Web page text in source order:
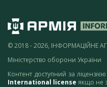
© 2018 - 2026, ІНФОРМАЦІЙНЕ
Міністерство оборони України
Контент доступний за ліцензією
International license якщо не